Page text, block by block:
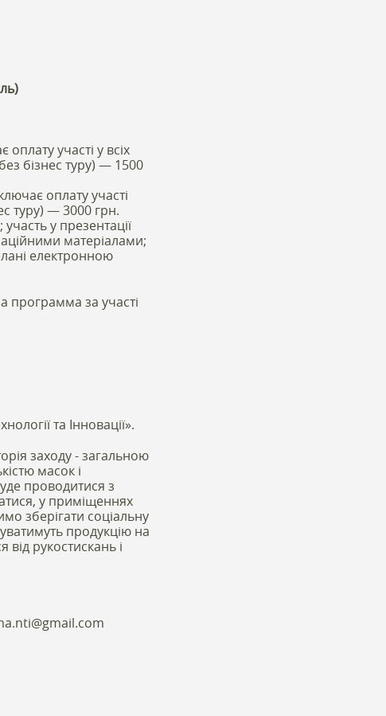
оплату участі у всіх
бізнес туру) — 1500
оплату участі
туру) — 3000 грн.
у презентації
матеріалами;
електронною
программа за участі
та Інновації».
заходу - загальною
масок і
проводитися з
у приміщеннях
зберігати соціальну
продукцію на
рукостискань і